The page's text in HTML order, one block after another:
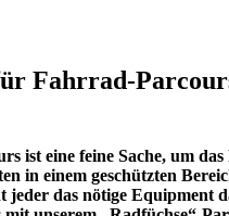
Fahrrad-
ist eine feine Sache, um
in einem geschützten
jeder das nötige Equipment